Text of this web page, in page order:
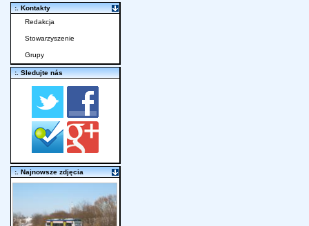
:. Kontakty
Redakcja
Stowarzyszenie
Grupy
:. Sledujte nás
:. Najnowsze zdjęcia